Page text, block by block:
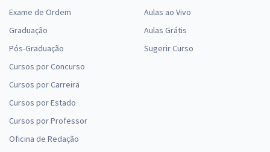
Exame de Ordem
Graduação
Pós-Graduação
Cursos por Concurso
Cursos por Carreira
Cursos por Estado
Cursos por Professor
Oficina de Redação
Aulas ao Vivo
Aulas Grátis
Sugerir Curso